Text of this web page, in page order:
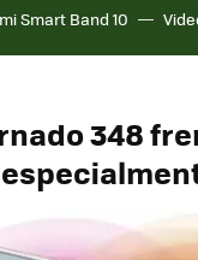
Smart Band 10
348